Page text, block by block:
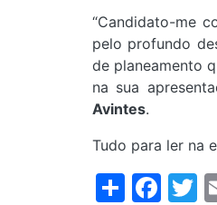
“Candidato-me
pelo profundo
de planeamento
na sua
Avintes.
Tudo para ler na
Share